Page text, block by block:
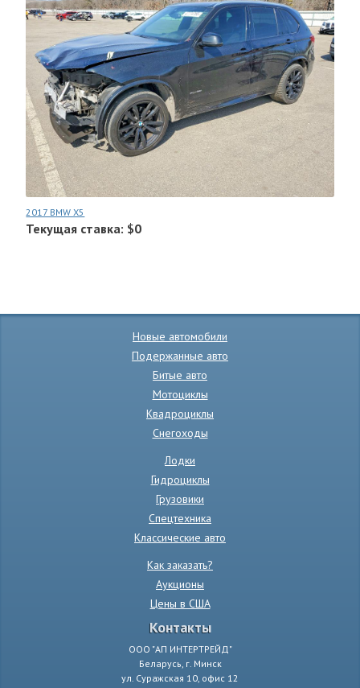
2017 BMW X5
Текущая ставка: $0
Новые автомобили
Подержанные авто
Битые авто
Мотоциклы
Квадроциклы
Снегоходы
Лодки
Гидроциклы
Грузовики
Спецтехника
Классические авто
Как заказать?
Аукционы
Цены в США
Контакты
ООО "АП ИНТЕРТРЕЙД"
Беларусь, г. Минск
ул. Суражская 10, офис 12